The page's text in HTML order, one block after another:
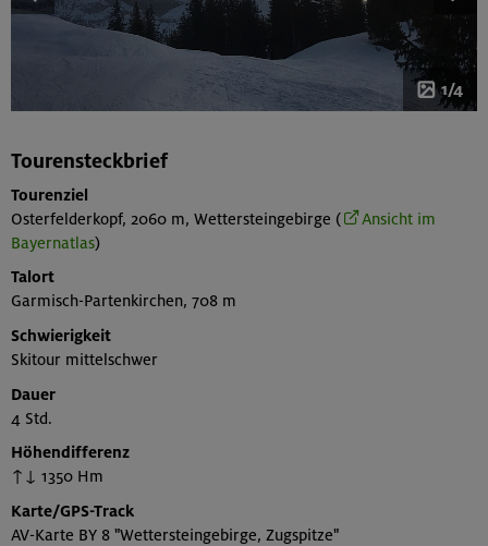
1/4
Tourensteckbrief
Tourenziel
Osterfelderkopf, 2060 m, Wettersteingebirge (
Ansicht im
Bayernatlas)
Talort
Garmisch-Partenkirchen, 708 m
Schwierigkeit
Skitour mittelschwer
Dauer
4 Std.
Höhendifferenz
↑↓ 1350 Hm
Karte/GPS-Track
AV-Karte BY 8 "Wettersteingebirge, Zugspitze"